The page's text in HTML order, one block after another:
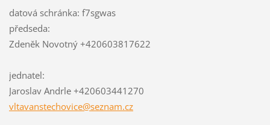
datová schránka: f7sgwas
předseda:
Zdeněk Novotný +420603817622
jednatel:
Jaroslav Andrle +420603441270
vltavanstechovice@seznam.cz